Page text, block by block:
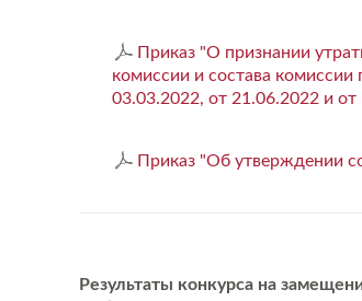
Приказ "О признании
комиссии и состава
03.03.2022, от 21.06.2022 и от
Приказ "Об утверждении
Результаты конкурса на